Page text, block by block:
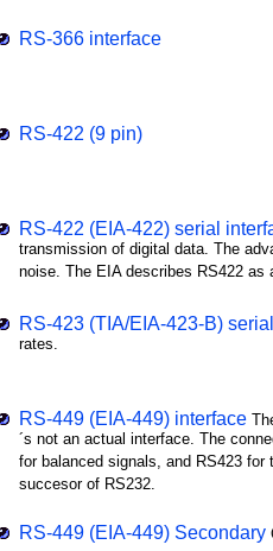
RS-366 interface
RS-422 (9 pin)
RS-422 (EIA-422) serial
transmission of digital data. The
noise. The EIA describes RS422
RS-423 (TIA/EIA-423-B)
rates.
RS-449 (EIA-449) interface
´s not an actual interface. The
for balanced signals, and RS423
succesor of RS232.
RS-449 (EIA-449) Secondary